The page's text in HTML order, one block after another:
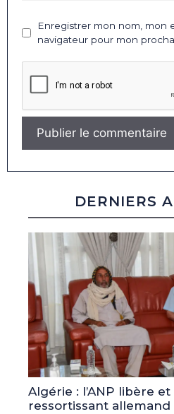
Enregistrer mon nom, mon
navigateur pour mon
DERNIERS
Algérie : l’ANP libère
ressortissant